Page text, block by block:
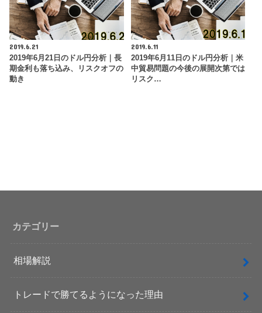
2019.6.21
2019年6月21日のドル円分析｜長
期金利も落ち込み、リスクオフの
動き
2019.6.11
2019年6月11日のドル円分析｜米
中貿易問題の今後の展開次第では
リスク…
カテゴリー
相場解説
トレードで勝てるようになった理由